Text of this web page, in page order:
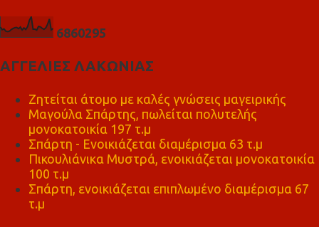
6860295
ΑΓΓΕΛΙΕΣ ΛΑΚΩΝΙΑΣ
Ζητείται άτομο με καλές γνώσεις μαγειρικής
Μαγούλα Σπάρτης, πωλείται πολυτελής
μονοκατοικία 197 τ.μ
Σπάρτη - Ενοικιάζεται διαμέρισμα 63 τ.μ
Πικουλιάνικα Μυστρά, ενοικιάζεται μονοκατοικία
100 τ.μ
Σπάρτη, ενοικιάζεται επιπλωμένο διαμέρισμα 67
τ.μ